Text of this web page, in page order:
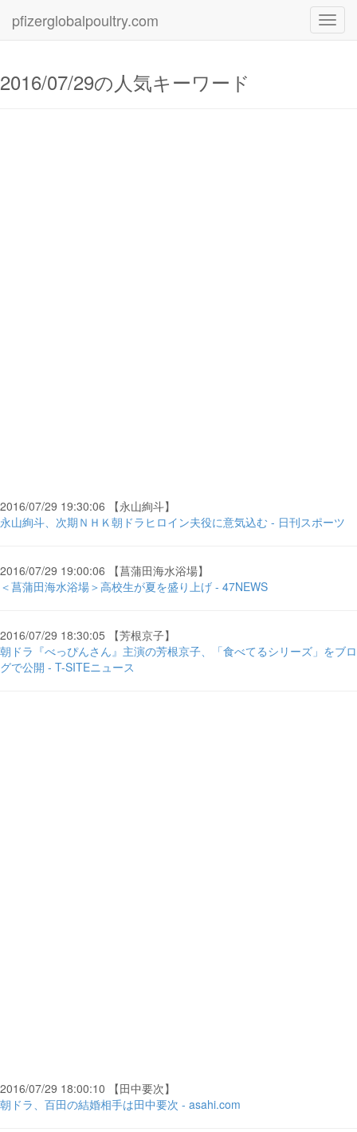
pfizerglobalpoultry.com
2016/07/29の人気キーワード
2016/07/29 19:30:06 【永山絢斗】
永山絢斗、次期ＮＨＫ朝ドラヒロイン夫役に意気込む - 日刊スポーツ
2016/07/29 19:00:06 【菖蒲田海水浴場】
＜菖蒲田海水浴場＞高校生が夏を盛り上げ - 47NEWS
2016/07/29 18:30:05 【芳根京子】
朝ドラ『べっぴんさん』主演の芳根京子、「食べてるシリーズ」をブロ
グで公開 - T-SITEニュース
2016/07/29 18:00:10 【田中要次】
朝ドラ、百田の結婚相手は田中要次 - asahi.com